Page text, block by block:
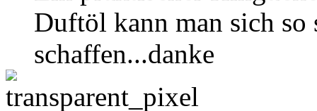
Duftöl kann man sich so
schaffen...danke